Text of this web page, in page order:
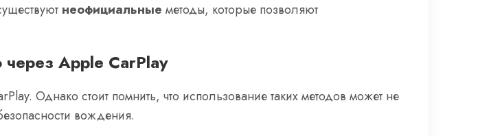
неофициальные методы, которые позволяют
Apple CarPlay
Однако стоит помнить, что использование таких методов может не
вождения.